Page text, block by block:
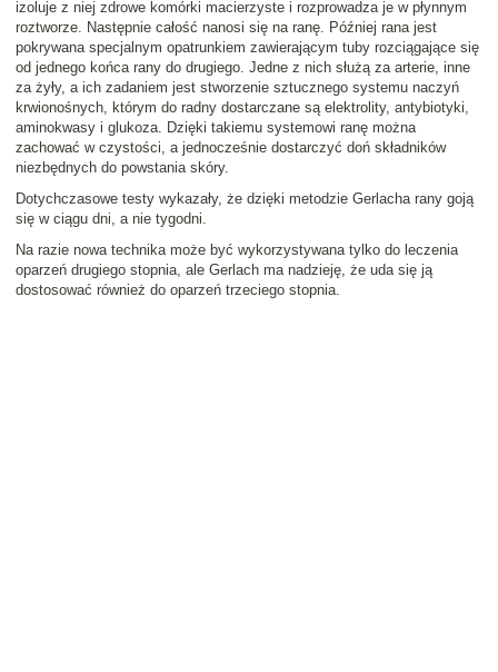
izoluje z niej zdrowe komórki macierzyste i rozprowadza je w płynnym
roztworze. Następnie całość nanosi się na ranę. Później rana jest
pokrywana specjalnym opatrunkiem zawierającym tuby rozciągające się
od jednego końca rany do drugiego. Jedne z nich służą za arterie, inne
za żyły, a ich zadaniem jest stworzenie sztucznego systemu naczyń
krwionośnych, którym do radny dostarczane są elektrolity, antybiotyki,
aminokwasy i glukoza. Dzięki takiemu systemowi ranę można
zachować w czystości, a jednocześnie dostarczyć doń składników
niezbędnych do powstania skóry.
Dotychczasowe testy wykazały, że dzięki metodzie Gerlacha rany goją
się w ciągu dni, a nie tygodni.
Na razie nowa technika może być wykorzystywana tylko do leczenia
oparzeń drugiego stopnia, ale Gerlach ma nadzieję, że uda się ją
dostosować również do oparzeń trzeciego stopnia.